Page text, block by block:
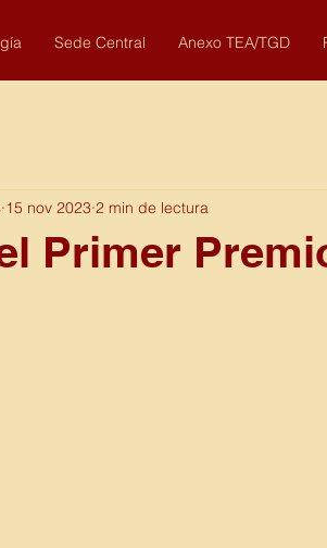
Sede Central Anexo TEA/TGD
Primer
15 nov 2023 2 min de lectura